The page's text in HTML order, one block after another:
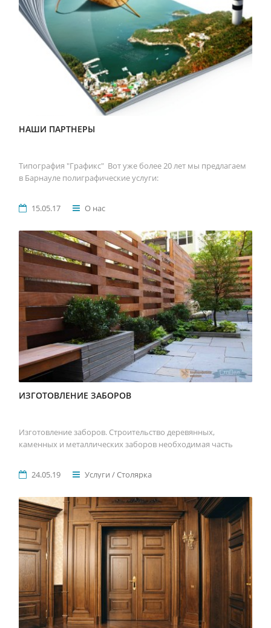
НАШИ ПАРТНЕРЫ
Типография "Графикс" Вот уже более 20 лет мы предлагаем
в Барнауле полиграфические услуги:
15.05.17 О нас
ИЗГОТОВЛЕНИЕ ЗАБОРОВ
Изготовление заборов. Строительство деревянных,
каменных и металлических заборов необходимая часть
24.05.19 Услуги / Столярка